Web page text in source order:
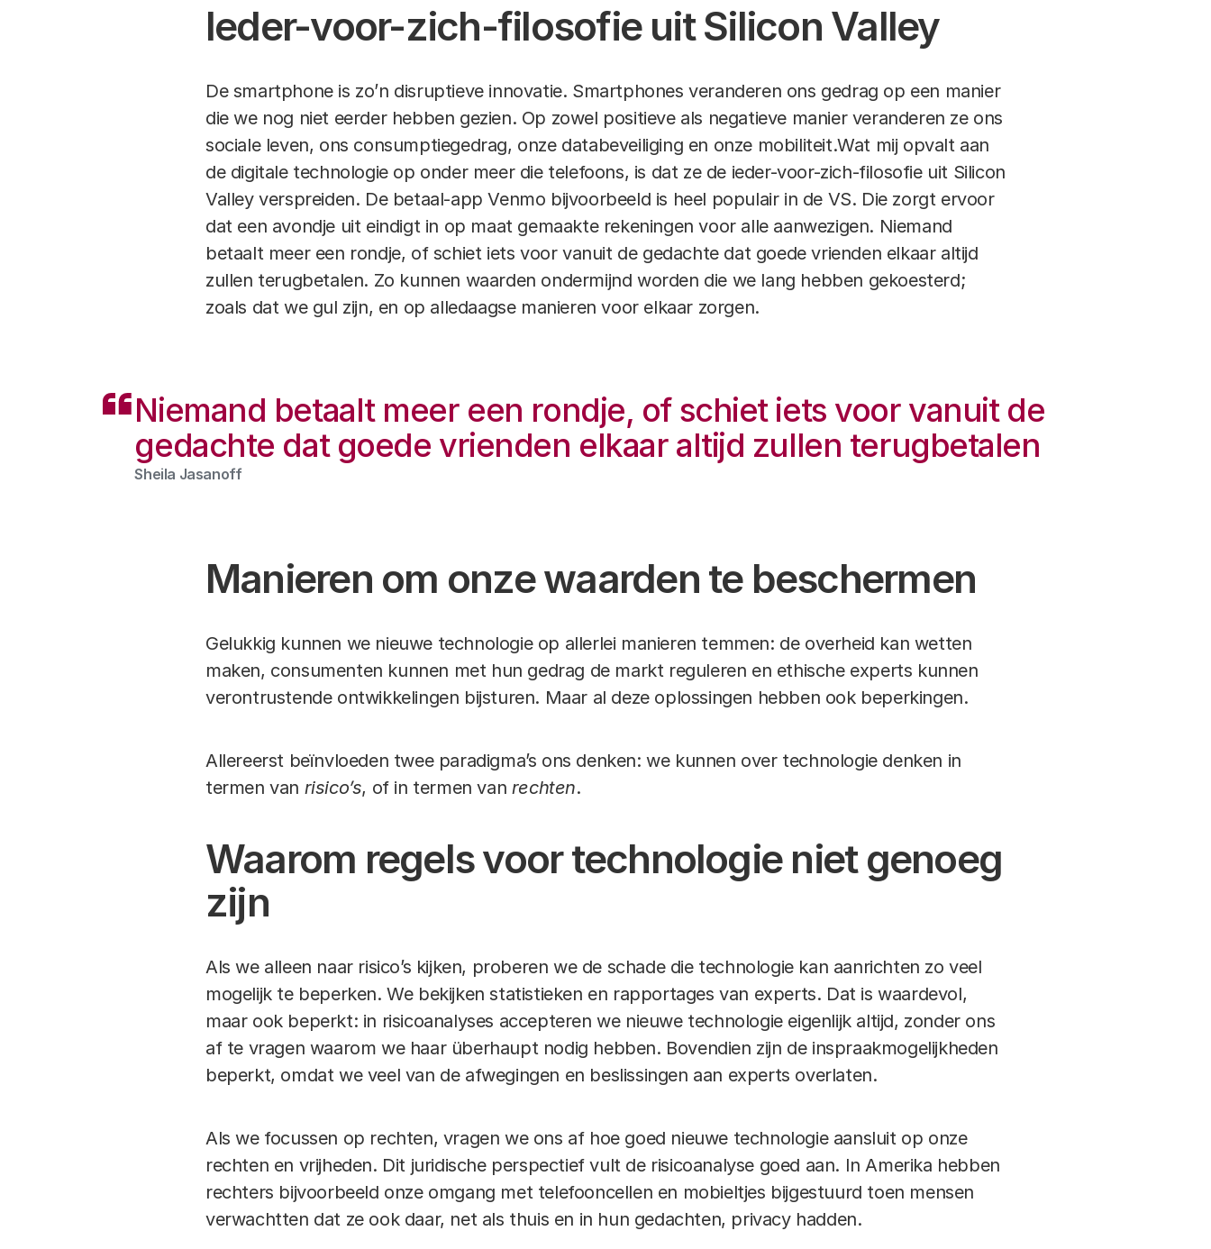
Ieder-voor-zich-filosofie uit Silicon Valley
De smartphone is zo’n disruptieve innovatie. Smartphones veranderen ons gedrag op een manier
die we nog niet eerder hebben gezien. Op zowel positieve als negatieve manier veranderen ze ons
sociale leven, ons consumptiegedrag, onze databeveiliging en onze mobiliteit.Wat mij opvalt aan
de digitale technologie op onder meer die telefoons, is dat ze de ieder-voor-zich-filosofie uit Silicon
Valley verspreiden. De betaal-app Venmo bijvoorbeeld is heel populair in de VS. Die zorgt ervoor
dat een avondje uit eindigt in op maat gemaakte rekeningen voor alle aanwezigen. Niemand
betaalt meer een rondje, of schiet iets voor vanuit de gedachte dat goede vrienden elkaar altijd
zullen terugbetalen. Zo kunnen waarden ondermijnd worden die we lang hebben gekoesterd;
zoals dat we gul zijn, en op alledaagse manieren voor elkaar zorgen.
Niemand betaalt meer een rondje, of schiet iets voor vanuit de
gedachte dat goede vrienden elkaar altijd zullen terugbetalen
Sheila Jasanoff
Manieren om onze waarden te beschermen
Gelukkig kunnen we nieuwe technologie op allerlei manieren temmen: de overheid kan wetten
maken, consumenten kunnen met hun gedrag de markt reguleren en ethische experts kunnen
verontrustende ontwikkelingen bijsturen. Maar al deze oplossingen hebben ook beperkingen.
Allereerst beïnvloeden twee paradigma’s ons denken: we kunnen over technologie denken in
termen van risico’s, of in termen van rechten.
Waarom regels voor technologie niet genoeg
zijn
Als we alleen naar risico’s kijken, proberen we de schade die technologie kan aanrichten zo veel
mogelijk te beperken. We bekijken statistieken en rapportages van experts. Dat is waardevol,
maar ook beperkt: in risicoanalyses accepteren we nieuwe technologie eigenlijk altijd, zonder ons
af te vragen waarom we haar überhaupt nodig hebben. Bovendien zijn de inspraakmogelijkheden
beperkt, omdat we veel van de afwegingen en beslissingen aan experts overlaten.
Als we focussen op rechten, vragen we ons af hoe goed nieuwe technologie aansluit op onze
rechten en vrijheden. Dit juridische perspectief vult de risicoanalyse goed aan. In Amerika hebben
rechters bijvoorbeeld onze omgang met telefooncellen en mobieltjes bijgestuurd toen mensen
verwachtten dat ze ook daar, net als thuis en in hun gedachten, privacy hadden.